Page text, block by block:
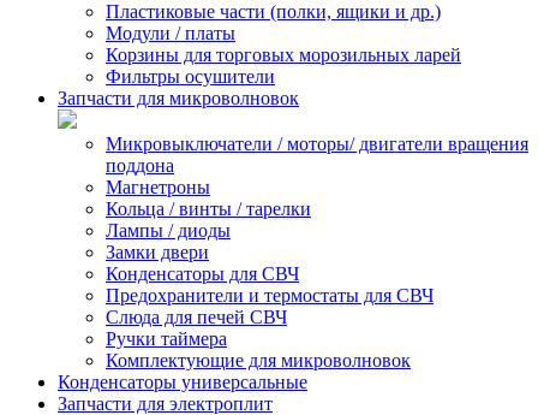
Пластиковые части (полки, ящики и др.)
Модули / платы
Корзины для торговых морозильных ларей
Фильтры осушители
Запчасти для микроволновок
Микровыключатели / моторы/ двигатели вращения
поддона
Магнетроны
Кольца / винты / тарелки
Лампы / диоды
Замки двери
Конденсаторы для СВЧ
Предохранители и термостаты для СВЧ
Слюда для печей СВЧ
Ручки таймера
Комплектующие для микроволновок
Конденсаторы универсальные
Запчасти для электроплит